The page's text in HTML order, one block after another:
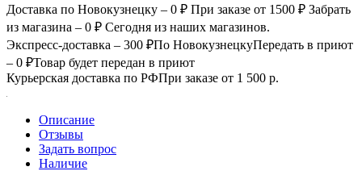
Доставка по Новокузнецку – 0 ₽ При заказе от 1500 ₽ Забрать
из магазина – 0 ₽ Сегодня из наших магазинов.
Экспресс-доставка – 300 ₽По НовокузнецкуПередать в приют
– 0 ₽Товар будет передан в приют
Курьерская доставка по РФПри заказе от 1 500 р.
Описание
Отзывы
Задать вопрос
Наличие